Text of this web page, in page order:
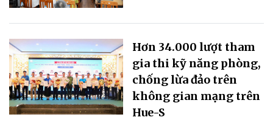
Hơn 34.000 lượt tham
gia thi kỹ năng phòng,
chống lừa đảo trên
không gian mạng trên
Hue-S